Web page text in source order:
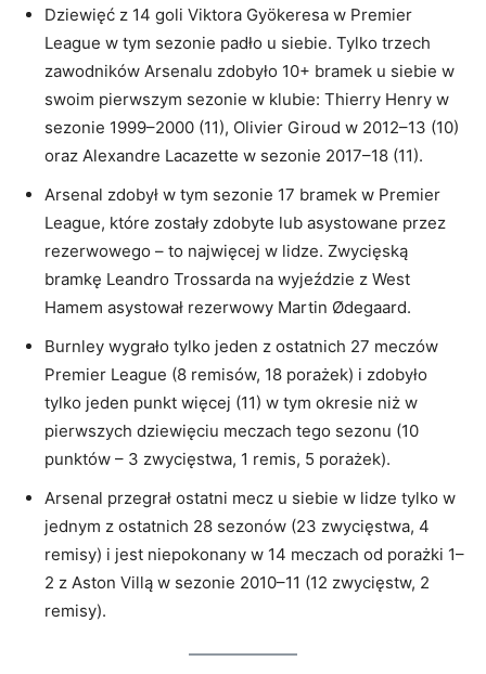
Dziewięć z 14 goli Viktora Gyökeresa w Premier
League w tym sezonie padło u siebie. Tylko trzech
zawodników Arsenalu zdobyło 10+ bramek u siebie w
swoim pierwszym sezonie w klubie: Thierry Henry w
sezonie 1999–2000 (11), Olivier Giroud w 2012–13 (10)
oraz Alexandre Lacazette w sezonie 2017–18 (11).
Arsenal zdobył w tym sezonie 17 bramek w Premier
League, które zostały zdobyte lub asystowane przez
rezerwowego – to najwięcej w lidze. Zwycięską
bramkę Leandro Trossarda na wyjeździe z West
Hamem asystował rezerwowy Martin Ødegaard.
Burnley wygrało tylko jeden z ostatnich 27 meczów
Premier League (8 remisów, 18 porażek) i zdobyło
tylko jeden punkt więcej (11) w tym okresie niż w
pierwszych dziewięciu meczach tego sezonu (10
punktów – 3 zwycięstwa, 1 remis, 5 porażek).
Arsenal przegrał ostatni mecz u siebie w lidze tylko w
jednym z ostatnich 28 sezonów (23 zwycięstwa, 4
remisy) i jest niepokonany w 14 meczach od porażki 1–
2 z Aston Villą w sezonie 2010–11 (12 zwycięstw, 2
remisy).